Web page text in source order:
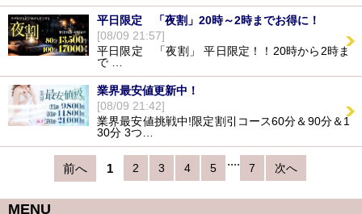
平日限定 「夜割」20時～2時までお得に！
[08/09 21:57]
平日限定 「夜割」 平日限定！！20時から2時ま
で …
業界最安値更新中！
[08/09 21:42]
業界最安値挑戦中!限定割引コース60分＆90分＆1
30分 3つ…
前へ 1 2 3 4 5 .... 7 次へ
MENU